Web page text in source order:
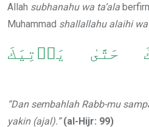
Allah subhanahu wa ta’ala
Muhammad shallallahu alaihi
حَتَّىٰ يَأۡتِيَكَ
“Dan sembahlah Rabb-mu
yakin (ajal).” (al-Hijr: 99)